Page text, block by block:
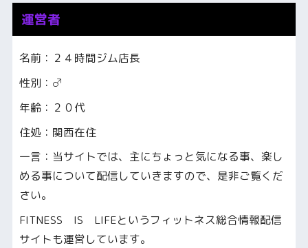
運営者
名前：２４時間ジム店長
性別：♂
年齢：２０代
住処：関西在住
一言：当サイトでは、主にちょっと気になる事、楽し
める事について配信していきますので、是非ご覧くだ
さい。
FITNESS IS LIFEというフィットネス総合情報配信
サイトも運営しています。